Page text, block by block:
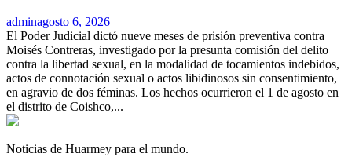
adminagosto 6, 2026
El Poder Judicial dictó nueve meses de prisión preventiva contra
Moisés Contreras, investigado por la presunta comisión del delito
contra la libertad sexual, en la modalidad de tocamientos indebidos,
actos de connotación sexual o actos libidinosos sin consentimiento,
en agravio de dos féminas. Los hechos ocurrieron el 1 de agosto en
el distrito de Coishco,...
Noticias de Huarmey para el mundo.